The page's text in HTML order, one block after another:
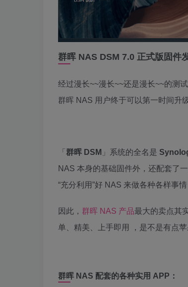
群晖 NAS DSM 7.0 正式版固件
经过漫长~~漫长~~还是漫长~~的测
群晖 NAS 用户终于可以第一时间升
「 群晖 DSM 」系统的全名是
NAS 本身的基础固件外，还配套了
“充分利用”好 NAS 来做各种各样事
因此， 群晖 NAS 产品最大的卖点其
单、精美、上手即用 ，是不是有点苹
群晖 NAS 配套的各种实用 APP：